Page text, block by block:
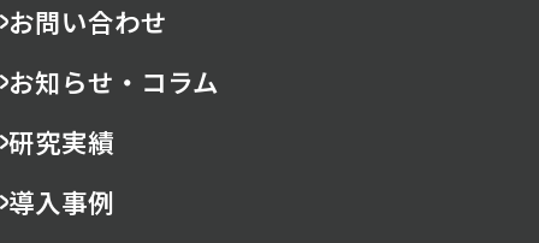
お問い合わせ
お知らせ・コラム
研究実績
導入事例